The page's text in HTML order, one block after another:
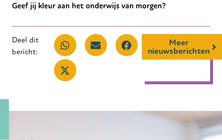
Geef jij kleur aan het onderwijs van morgen?
Deel dit
bericht:
Meer
nieuwsberichten